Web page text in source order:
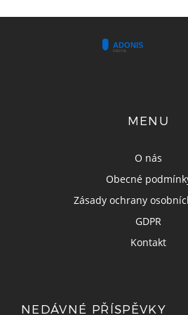
MENU
O nás
Obecné
Zásady ochrany
GDPR
Kontakt
NEDÁVNÉ PŘÍSPĚVKY